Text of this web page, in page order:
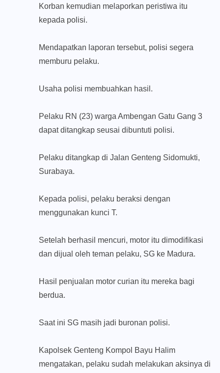
Korban kemudian melaporkan peristiwa itu
kepada polisi.
Mendapatkan laporan tersebut, polisi segera
memburu pelaku.
Usaha polisi membuahkan hasil.
Pelaku RN (23) warga Ambengan Gatu Gang 3
dapat ditangkap seusai dibuntuti polisi.
Pelaku ditangkap di Jalan Genteng Sidomukti,
Surabaya.
Kepada polisi, pelaku beraksi dengan
menggunakan kunci T.
Setelah berhasil mencuri, motor itu dimodifikasi
dan dijual oleh teman pelaku, SG ke Madura.
Hasil penjualan motor curian itu mereka bagi
berdua.
Saat ini SG masih jadi buronan polisi.
Kapolsek Genteng Kompol Bayu Halim
mengatakan, pelaku sudah melakukan aksinya di